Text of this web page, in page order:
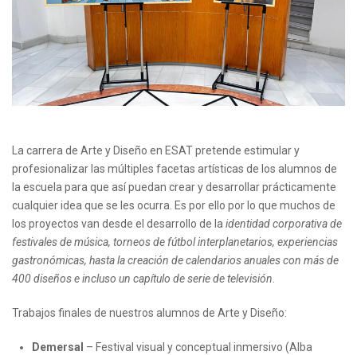
La carrera de Arte y Diseño en ESAT pretende estimular y
profesionalizar las múltiples facetas artísticas de los alumnos de
la escuela para que así puedan crear y desarrollar prácticamente
cualquier idea que se les ocurra. Es por ello por lo que muchos de
los proyectos van desde el desarrollo de laidentidad corporativa de
festivales de música, torneos de fútbol interplanetarios, experiencias
gastronómicas, hasta la creación de calendarios anuales con más de
400 diseños e incluso un capítulo de serie de televisión.
Trabajos finales de nuestros alumnos de Arte y Diseño:
Demersal – Festival visual y conceptual inmersivo (Alba